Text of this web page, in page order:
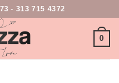
- 313 715 4372
0